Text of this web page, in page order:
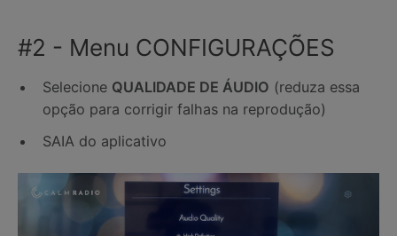
#2 - Menu CONFIGURAÇÕES
Selecione QUALIDADE DE ÁUDIO (reduza essa
opção para corrigir falhas na reprodução)
SAIA do aplicativo